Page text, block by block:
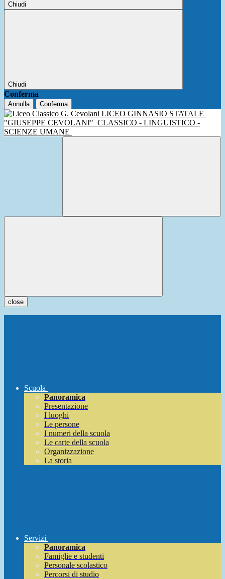
Chiudi
Chiudi
Conferma
Annulla Conferma
LICEO GINNASIO STATALE
"GIUSEPPE CEVOLANI" CLASSICO - LINGUISTICO -
SCIENZE UMANE
close
Scuola
Panoramica
Presentazione
I luoghi
Le persone
I numeri della scuola
Le carte della scuola
Organizzazione
La storia
Servizi
Panoramica
Famiglie e studenti
Personale scolastico
Percorsi di studio